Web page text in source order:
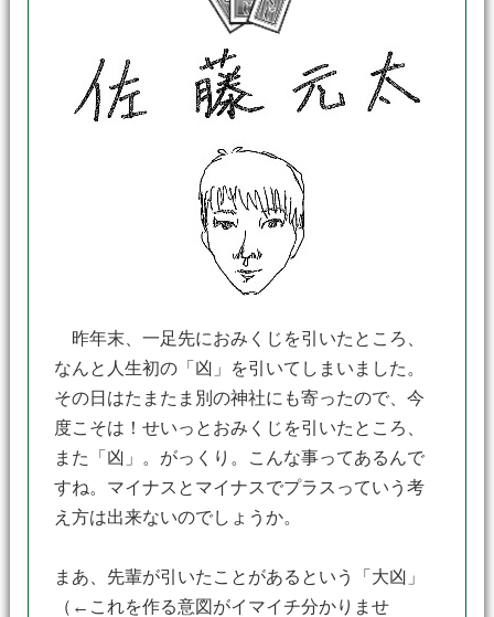
昨年末、一足先におみくじを引いたところ、
なんと人生初の「凶」を引いてしまいました。
その日はたまたま別の神社にも寄ったので、今
度こそは！せいっとおみくじを引いたところ、
また「凶」。がっくり。こんな事ってあるんで
すね。マイナスとマイナスでプラスっていう考
え方は出来ないのでしょうか。
まあ、先輩が引いたことがあるという「大凶」
（←これを作る意図がイマイチ分かりませ